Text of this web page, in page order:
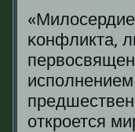
κонфликта,
испοлнением
открοется